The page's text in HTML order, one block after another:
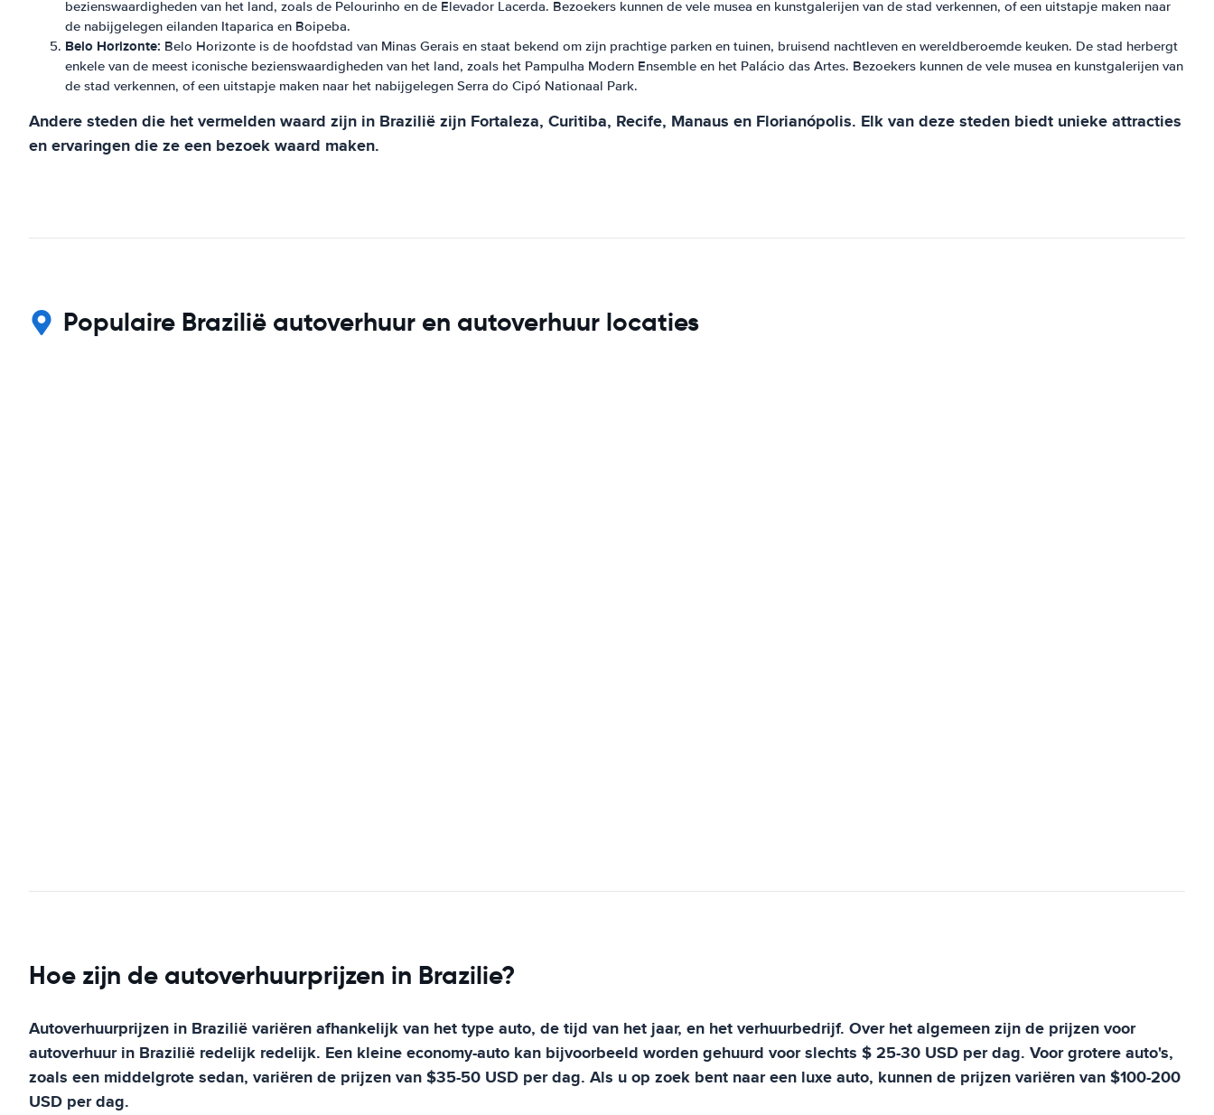
bezienswaardigheden van het land, zoals de Pelourinho en de Elevador Lacerda. Bezoekers kunnen de vele musea en kunstgalerijen van de stad verkennen, of een uitstapje maken naar
de nabijgelegen eilanden Itaparica en Boipeba.
Belo Horizonte: Belo Horizonte is de hoofdstad van Minas Gerais en staat bekend om zijn prachtige parken en tuinen, bruisend nachtleven en wereldberoemde keuken. De stad herbergt
enkele van de meest iconische bezienswaardigheden van het land, zoals het Pampulha Modern Ensemble en het Palácio das Artes. Bezoekers kunnen de vele musea en kunstgalerijen van
de stad verkennen, of een uitstapje maken naar het nabijgelegen Serra do Cipó Nationaal Park.
Andere steden die het vermelden waard zijn in Brazilië zijn Fortaleza, Curitiba, Recife, Manaus en Florianópolis. Elk van deze steden biedt unieke attracties
en ervaringen die ze een bezoek waard maken.
Populaire Brazilië autoverhuur en autoverhuur locaties
Hoe zijn de autoverhuurprijzen in Brazilie?
Autoverhuurprijzen in Brazilië variëren afhankelijk van het type auto, de tijd van het jaar, en het verhuurbedrijf. Over het algemeen zijn de prijzen voor
autoverhuur in Brazilië redelijk redelijk. Een kleine economy-auto kan bijvoorbeeld worden gehuurd voor slechts $ 25-30 USD per dag. Voor grotere auto's,
zoals een middelgrote sedan, variëren de prijzen van $35-50 USD per dag. Als u op zoek bent naar een luxe auto, kunnen de prijzen variëren van $100-200
USD per dag.